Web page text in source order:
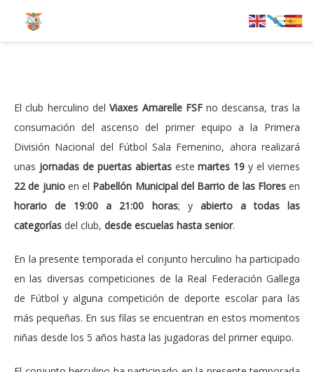
El club herculino delViaxes Amarelle FSFno descansa, tras la
consumación del ascenso del primer equipo a la Primera
División Nacional del Fútbol Sala Femenino, ahora realizará
unas jornadas de puertas abiertasestemartes 19 y el viernes
22 de junioen el Pabellón Municipal del Barrio de las Floresen
horario de 19:00 a 21:00 horas; y abierto a todas las
categorías del club, desde escuelas hasta senior.
En la presente temporada el conjunto herculino ha participado
en las diversas competiciones de la Real Federación Gallega
de Fútbol y alguna competición de deporte escolar para las
más pequeñas. En sus filas se encuentran en estos momentos
niñas desde los 5 años hasta las jugadoras del primer equipo.